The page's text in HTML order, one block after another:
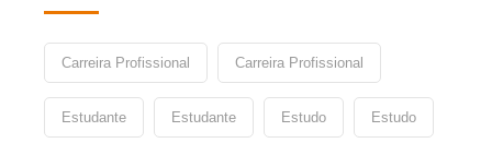
Carreira Profissional Carreira Profissional
Estudante Estudante Estudo Estudo